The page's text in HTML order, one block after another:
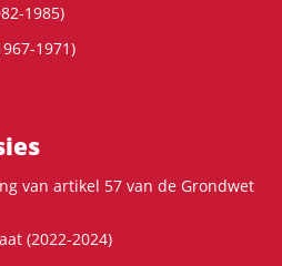
1985)
1971)
van artikel 57 van de Grondwet
(2022-2024)